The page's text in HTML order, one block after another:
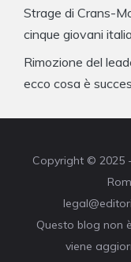
Strage di Crans-
cinque giovani
Rimozione del
ecco cosa è
Copyright © 2025
Questo blog non
viene